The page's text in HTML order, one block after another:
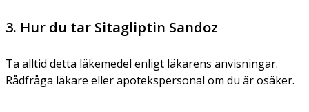
3. Hur du tar Sitagliptin Sandoz
Ta alltid detta läkemedel enligt läkarens anvisningar.
Rådfråga läkare eller apotekspersonal om du är osäker.